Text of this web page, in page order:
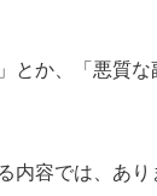
とか、「悪質
内容では、あり